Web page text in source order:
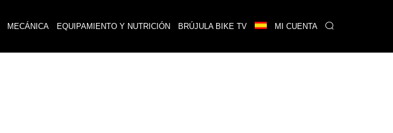
MECÁNICA EQUIPAMIENTO Y NUTRICIÓN BRÚJULA BIKE TV MI CUENTA